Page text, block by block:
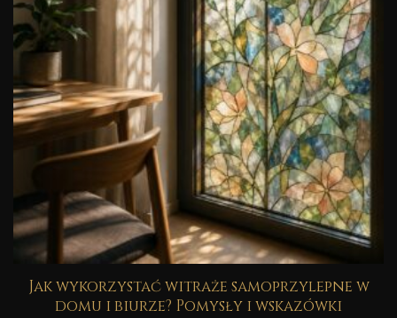
Jak wykorzystać witraże samoprzylepne w
domu i biurze? Pomysły i wskazówki